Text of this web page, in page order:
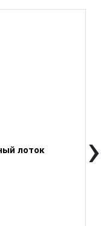
лоток ›